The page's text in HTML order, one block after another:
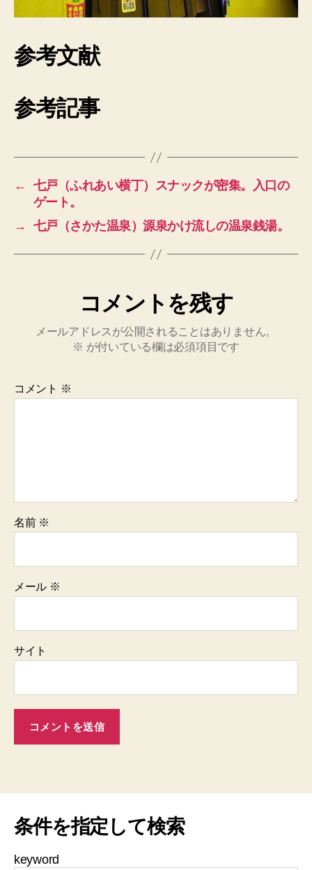
参考文献
参考記事
←
七戸（ふれあい横丁）スナックが密集。入口の
ゲート。
→
七戸（さかた温泉）源泉かけ流しの温泉銭湯。
コメントを残す
メールアドレスが公開されることはありません。
※ が付いている欄は必須項目です
コメント ※
名前 ※
メール ※
サイト
条件を指定して検索
keyword